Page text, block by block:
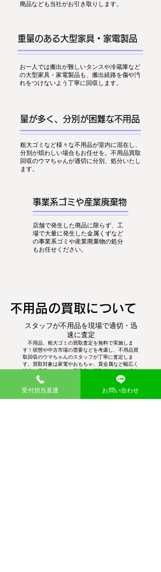
廃品なども当社がお引き取りします。
重量のある大型家具・家電製品
お一人では搬出が難しいタンスや冷蔵庫など
の大型家具・家電製品も、搬出経路を傷や汚
れをつけないよう丁寧に回収します。
量が多く、分別が困難な不用品
粗大ゴミなど様々な不用品が室内に混在し、
分別が煩わしい場合もお任せを。不用品買取
回収のウマちゃんが適切に分別、処分いたし
ます。
事業系ゴミや産業廃棄物
店舗で発生した廃品に限らず、工
場で大量に発生した金属くずなど
の事業系ゴミや産業廃棄物の処分
もお任せください。
​不用品の買取について
スタッフが不用品を現場で適切・迅
速に査定
不用品、粗大ゴミの買取査定を無料で実施しま
す！状態や中古市場の需要などを考慮し、不用品買
取回収のウマちゃんのスタッフが丁寧に査定しま
す。買取対象は家電やおもちゃ、貴金属など幅広く
設定。廃棄をお考えの不用品に買取価格がつく場合
がございます。
受付担当直通 お問い合わせ